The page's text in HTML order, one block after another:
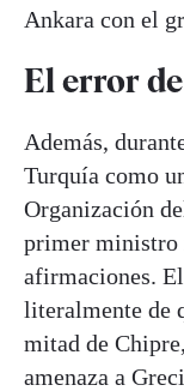
Ankara con el
El error
Además,
Turquía como
Organización
primer ministro
afirmaciones.
literalmente de
mitad de
amenaza a